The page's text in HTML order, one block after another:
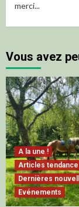
merci...
Vous avez
A la une !
Articles tendance
Dernières
Evénements